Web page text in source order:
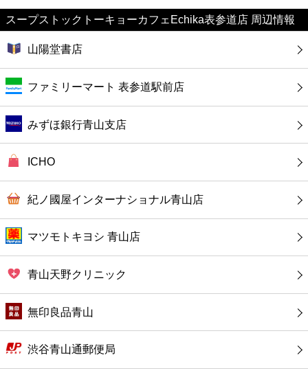
ショッピング
銀行
公共
病院
ホテル
スープストックトーキョーカフェEchika表参道店 周辺情報
山陽堂書店
ファミリーマート 表参道駅前店
みずほ銀行青山支店
ICHO
紀ノ國屋インターナショナル青山店
マツモトキヨシ 青山店
青山天野クリニック
無印良品青山
渋谷青山通郵便局